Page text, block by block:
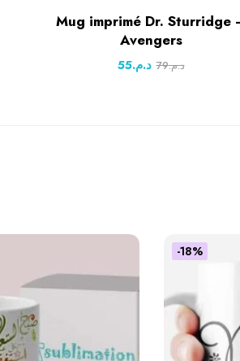
Mug imprimé Dr. Sturridge
Avengers
د.م.55 د.م.79
-18%